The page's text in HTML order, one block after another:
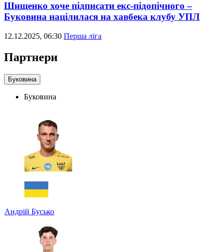
Шищенко хоче підписати екс-підопічного –
Буковина націлилася на хавбека клубу УПЛ
12.12.2025, 06:30 Перша ліга
Партнери
Буковина
Буковина
Андрій Бусько